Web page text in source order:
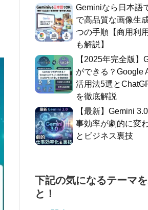
Geminiなら日本語
で高品質な画像生
つの手順【商用利
も解説】
【2025年完全版】
ができる？Google
活用法5選と
を徹底解説
【最新】Gemini
事効率が劇的に変
とビジネス裏技
下記の気になるテーマ
と！